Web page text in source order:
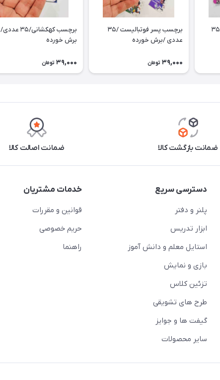
برچسب کرومی و دوستان/۳۵
برچسب پسر فوتبالیست /۳۵
عددی /برش خورده
39,000 تومان
برچسب کهکشانی/۳۵ عددی/
برش خورده
39,000 تومان
ضمانت بازگشت کالا ضمانت اصالت کالا
دسترسی سریع
پلنر و دفتر
ابزار تدریس
استایل معلم و دانش آموز
بازی و نمایش
تزئین کلاس
طرح های تشویقی
گیفت ها و جوایز
سایر محصولات
خدمات مشتریان
قوانین و مقررات
حریم خصوصی
راهنما